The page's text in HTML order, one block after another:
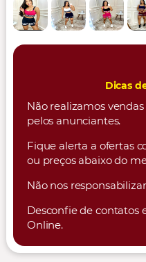
Dicas
Não realizamos
pelos anunciantes.
Fique alerta a ofertas
ou preços abaixo do
Não nos
Desconfie de contatos
Online.